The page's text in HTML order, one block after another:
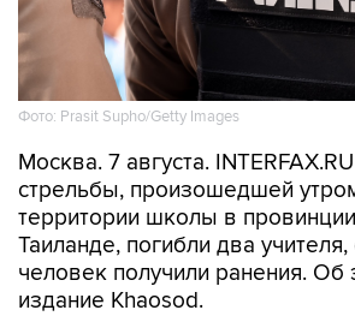
Фото: Prasit Supho/Getty Images
Москва. 7 августа.
стрельбы, произошедшей
территории школы в
Таиланде, погибли два
человек получили ранения. Об
издание Khaosod.